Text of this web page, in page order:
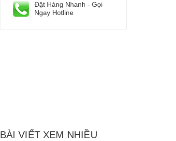
Đặt Hàng Nhanh - Gọi
Ngay Hotline
BÀI VIẾT XEM NHIỀU